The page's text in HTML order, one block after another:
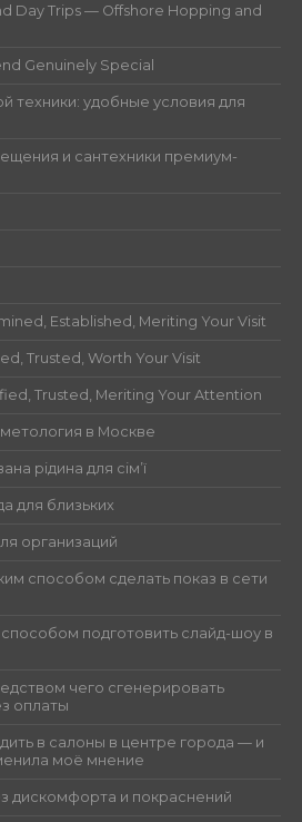
Day Trips — Offshore Hopping and
Genuinely Special
техники: удобные условия для
и сантехники премиум-
Established, Meriting Your Visit
Trusted, Worth Your Visit
Trusted, Meriting Your Attention
в Москве
рідина для сім’ї
для близьких
организаций
способом сделать показ в сети
подготовить слайд-шоу в
чего сгенерировать
оплаты
в салоны в центре города — и
моё мнение
дискомфорта и покраснений